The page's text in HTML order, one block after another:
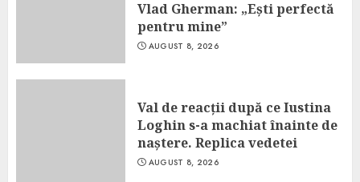
Vlad Gherman: „Ești perfectă
pentru mine”
AUGUST 8, 2026
Val de reacții după ce Iustina
Loghin s-a machiat înainte de
naștere. Replica vedetei
AUGUST 8, 2026